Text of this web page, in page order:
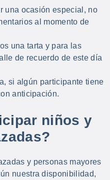
una ocasión especial, no
al momento de
una tarta y para las
de recuerdo de este día
si algún participante tiene
anticipación.
niños y
y personas mayores
nuestra disponibilidad,